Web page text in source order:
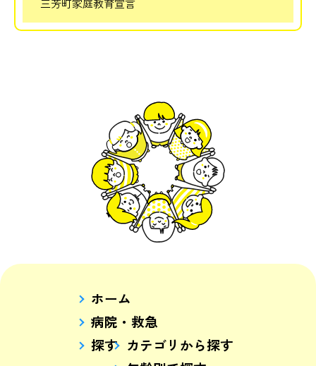
三芳町家庭教育宣言
ホーム
病院・救急
探す カテゴリから探す